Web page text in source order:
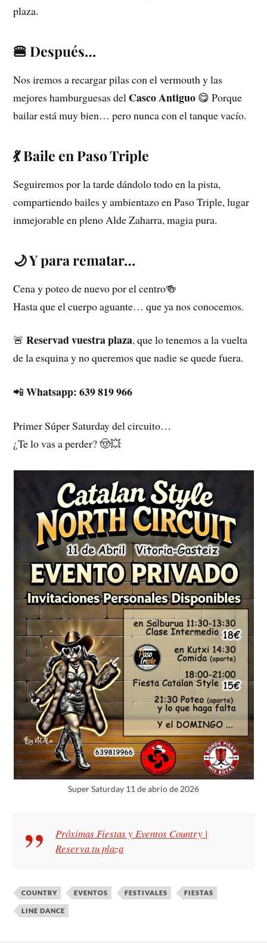
plaza.
🍔 Después…
Nos iremos a recargar pilas con el vermouth y las
mejores hamburguesas del Casco Antiguo 😋 Porque
bailar está muy bien… pero nunca con el tanque vacío.
💃 Baile en Paso Triple
Seguiremos por la tarde dándolo todo en la pista,
compartiendo bailes y ambientazo en Paso Triple, lugar
inmejorable en pleno Alde Zaharra, magia pura.
🌙 Y para rematar…
Cena y poteo de nuevo por el centro🍻
Hasta que el cuerpo aguante… que ya nos conocemos.
🚨Reservad vuestra plaza, que lo tenemos a la vuelta
de la esquina y no queremos que nadie se quede fuera.
📲Whatsapp: 639 819 966
Primer Súper Saturday del circuito…
¿Te lo vas a perder? 🤠💥
Super Saturday 11 de abrio de 2026
Próximas Fiestas y Eventos Country |
Reserva tu plaza
COUNTRY EVENTOS FESTIVALES FIESTAS
LINE DANCE